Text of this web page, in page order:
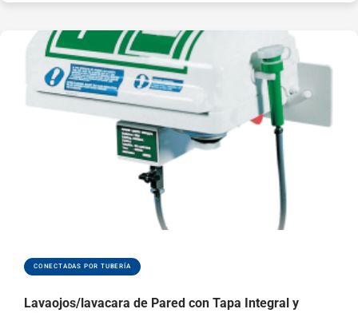
CONECTADAS POR TUBERÍA
Lavaojos/lavacara de Pared con Tapa Integral y